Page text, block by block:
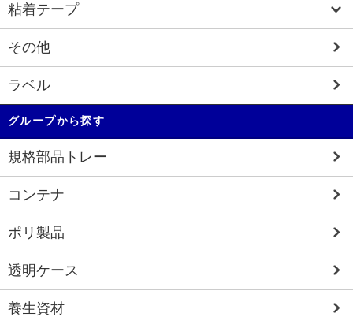
粘着テープ
その他
ラベル
グループから探す
規格部品トレー
コンテナ
ポリ製品
透明ケース
養生資材